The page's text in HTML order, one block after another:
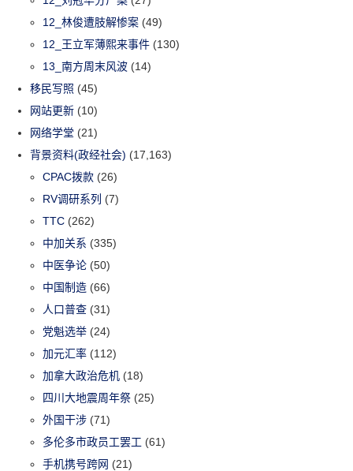
12_林俊遭肢解惨案 (49)
12_王立军薄熙来事件 (130)
13_南方周末风波 (14)
移民写照 (45)
网站更新 (10)
网络学堂 (21)
背景资料(政经社会) (17,163)
CPAC拨款 (26)
RV调研系列 (7)
TTC (262)
中加关系 (335)
中医争论 (50)
中国制造 (66)
人口普查 (31)
党魁选举 (24)
加元汇率 (112)
加拿大政治危机 (18)
四川大地震周年祭 (25)
外国干涉 (71)
多伦多市政员工罢工 (61)
手机携号跨网 (21)